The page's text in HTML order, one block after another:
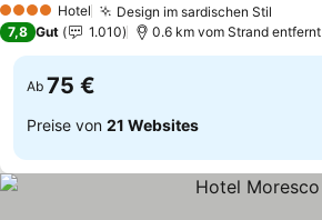
4 Sterne Hotel Design im sardischen Stil
7,8 Gut 1.010 0.6 km vom Strand entfernt
Ab 75 €
Preise von 21 Websites